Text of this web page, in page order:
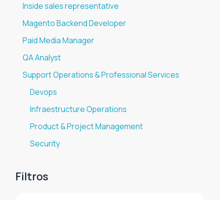
Inside sales representative
Magento Backend Developer
Paid Media Manager
QA Analyst
Support Operations & Professional Services
Devops
Infraestructure Operations
Product & Project Management
Security
Filtros